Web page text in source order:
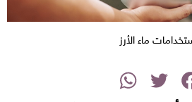
ماء الأرز
Twitter
WhatsApp